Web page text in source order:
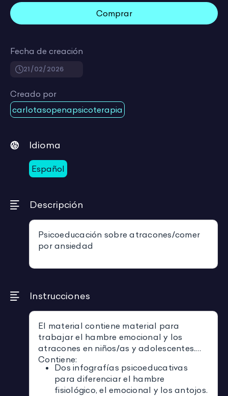
Fecha de creación
21/02/2026
Creado por
carlotasopenapsicoterapia
Idioma
Español
Descripción
Psicoeducación sobre atracones/comer
por ansiedad
Instrucciones
El material contiene material para
trabajar el hambre emocional y los
atracones en niños/as y adolescentes.
Contiene:
Dos infografías psicoeducativas
para diferenciar el hambre
fisiológico, el emocional y los antojos.
Comprar